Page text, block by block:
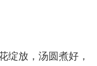
绽放，汤圆煮好，